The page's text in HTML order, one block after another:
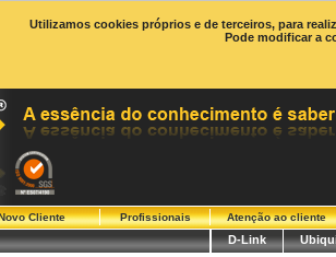
Utilizamos cookies próprios e de terceiros, para
Pode modificar a
Cliente Profissionais Atenção ao cliente
D-Link